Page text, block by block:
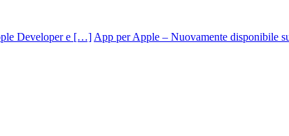
App per Apple – Nuovamente disponibile